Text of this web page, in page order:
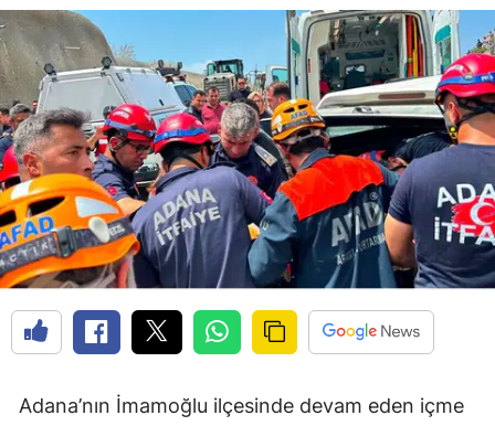
Adana’nın İmamoğlu ilçesinde devam eden içme